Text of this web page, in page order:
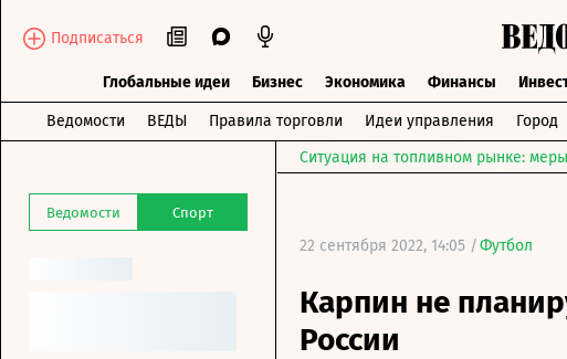
Подписаться
Глобальные идеи Бизнес Экономика Финансы
Ведомости ВЕДЫ Правила торговли Идеи управления Город
Ведомости Спорт
Ситуация на топливном рынке:
22 сентября 2022, 14:05 /Футбол
Карпин не
России